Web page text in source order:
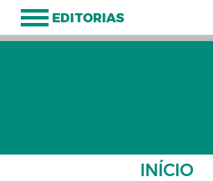
EDITORIAS
INÍCIO